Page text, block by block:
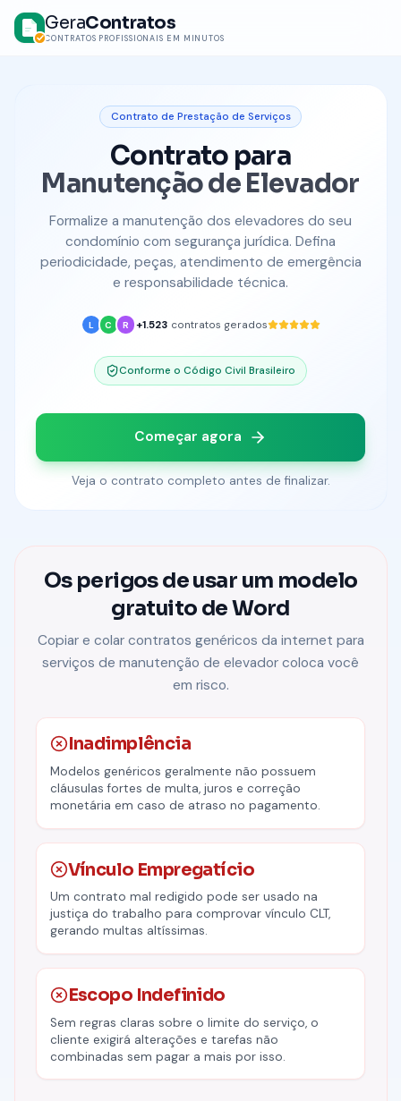
GeraContratos
CONTRATOS PROFISSIONAIS EM MINUTOS
Contrato de Prestação de Serviços
Contrato para
Manutenção de Elevador
Formalize a manutenção dos elevadores do seu
condomínio com segurança jurídica. Defina
periodicidade, peças, atendimento de emergência
e responsabilidade técnica.
L C R +1.523 contratos gerados
Conforme o Código Civil Brasileiro
Começar agora
Veja o contrato completo antes de finalizar.
Os perigos de usar um modelo
gratuito de Word
Copiar e colar contratos genéricos da internet para
serviços de manutenção de elevador coloca você
em risco.
Inadimplência
Modelos genéricos geralmente não possuem
cláusulas fortes de multa, juros e correção
monetária em caso de atraso no pagamento.
Vínculo Empregatício
Um contrato mal redigido pode ser usado na
justiça do trabalho para comprovar vínculo CLT,
gerando multas altíssimas.
Escopo Indefinido
Sem regras claras sobre o limite do serviço, o
cliente exigirá alterações e tarefas não
combinadas sem pagar a mais por isso.